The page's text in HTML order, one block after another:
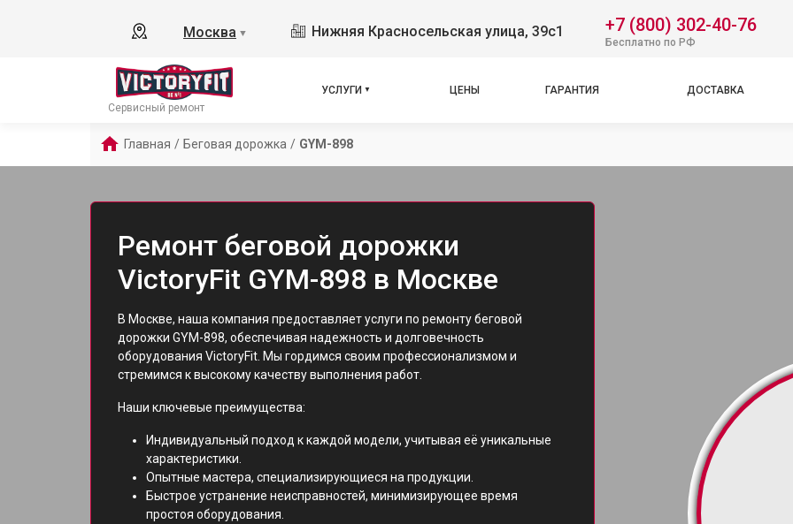
Москва ▼ Нижняя Красносельская улица, 39с1 +7 (800) 302-40-76
Бесплатно по РФ
Сервисный ремонт
УСЛУГИ ЦЕНЫ ГАРАНТИЯ ДОСТАВКА
Главная / Беговая дорожка / GYM-898
Ремонт беговой дорожки
VictoryFit GYM-898 в Москве
В Москве, наша компания предоставляет услуги по ремонту беговой
дорожки GYM-898, обеспечивая надежность и долговечность
оборудования VictoryFit. Мы гордимся своим профессионализмом и
стремимся к высокому качеству выполнения работ.
Наши ключевые преимущества:
Индивидуальный подход к каждой модели, учитывая её уникальные
характеристики.
Опытные мастера, специализирующиеся на продукции.
Быстрое устранение неисправностей, минимизирующее время
простоя оборудования.